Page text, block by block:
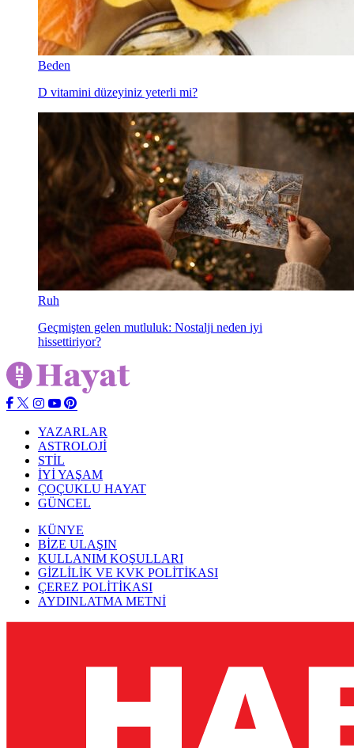
Beden
D vitamini düzeyiniz yeterli mi?
Ruh
Geçmişten gelen mutluluk: Nostalji neden iyi
hissettiriyor?
YAZARLAR
ASTROLOJİ
STİL
İYİ YAŞAM
ÇOÇUKLU HAYAT
GÜNCEL
KÜNYE
BİZE ULAŞIN
KULLANIM KOŞULLARI
GİZLİLİK VE KVK POLİTİKASI
ÇEREZ POLİTİKASI
AYDINLATMA METNİ